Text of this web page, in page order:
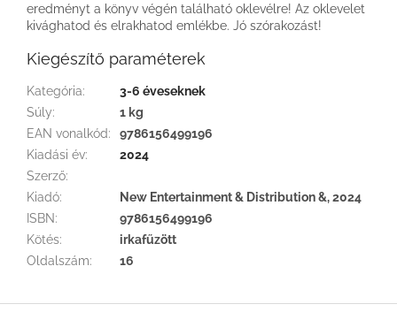
eredményt a könyv végén található oklevélre! Az oklevelet
kivághatod és elrakhatod emlékbe. Jó szórakozást!
Kiegészítő paraméterek
Kategória:
3-6 éveseknek
Súly:
1 kg
EAN vonalkód:
9786156499196
Kiadási év:
2024
Szerző:
Kiadó:
New Entertainment & Distribution &, 2024
ISBN:
9786156499196
Kötés:
irkafűzött
Oldalszám: 16